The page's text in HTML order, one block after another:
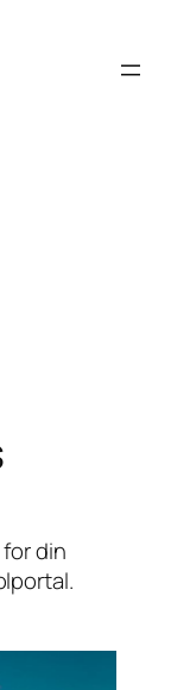
din